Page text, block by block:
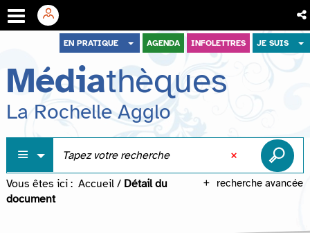
menu
contenu
recherche
EN PRATIQUE AGENDA INFOLETTRES JE SUIS
Médiathèques
La Rochelle Agglo
recherche avancée
Vous êtes ici : Accueil / Détail du
document